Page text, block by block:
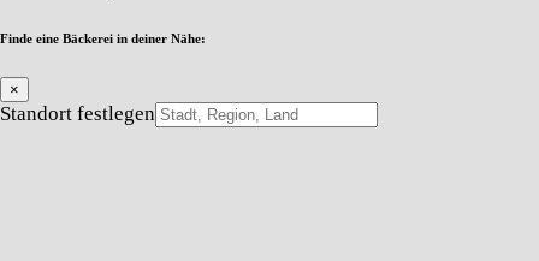
Finde eine Bäckerei in deiner Nähe:
×
Standort festlegen